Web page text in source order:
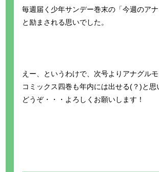
毎週届く少年サンデー巻末の「今週のア
と励まされる思いでした。
えー、というわけで、次号よりアナグル
コミックス四巻も年内には出せる(？)と思
どうぞ・・・よろしくお願いします！